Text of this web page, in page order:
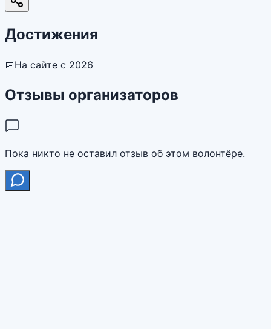
Достижения
📅На сайте с 2026
Отзывы организаторов
Пока никто не оставил отзыв об этом волонтёре.